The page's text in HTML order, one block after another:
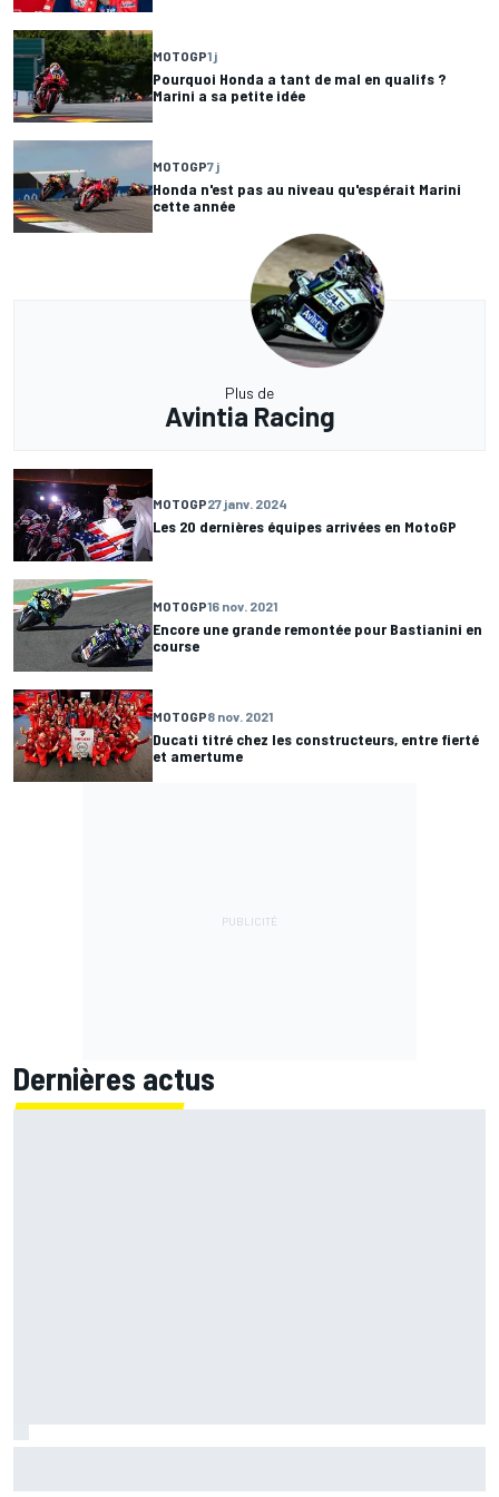
MOTOGP1 j
Pourquoi Honda a tant de mal en qualifs ?
Marini a sa petite idée
MOTOGP7 j
Honda n'est pas au niveau qu'espérait Marini
cette année
Plus de
Avintia Racing
MOTOGP27 janv. 2024
Les 20 dernières équipes arrivées en MotoGP
MOTOGP16 nov. 2021
Encore une grande remontée pour Bastianini en
course
MOTOGP8 nov. 2021
Ducati titré chez les constructeurs, entre fierté
et amertume
Dernières actus